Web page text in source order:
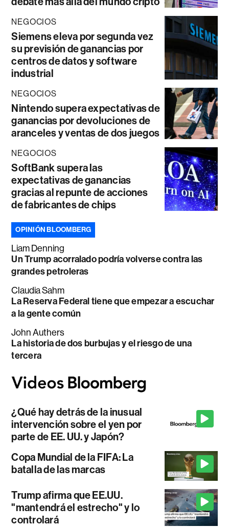
NEGOCIOS
Siemens eleva por segunda vez
su previsión de ganancias por
centros de datos y software
industrial
NEGOCIOS
Nintendo supera expectativas de
ganancias por devoluciones de
aranceles y ventas de dos juegos
NEGOCIOS
SoftBank supera las
expectativas de ganancias
gracias al repunte de acciones
de fabricantes de chips
OPINIÓN BLOOMBERG
Liam Denning
Un Trump acorralado podría volverse contra las
grandes petroleras
Claudia Sahm
La Reserva Federal tiene que empezar a escuchar
a la gente común
John Authers
La historia de dos burbujas y el riesgo de una
tercera
¿Qué hay detrás de la inusual
intervención sobre el yen por
parte de EE. UU. y Japón?
Copa Mundial de la FIFA: La
batalla de las marcas
Trump afirma que EE.UU.
"mantendrá el estrecho" y lo
controlará